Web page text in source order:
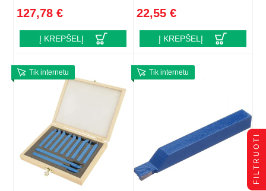
127,78 €
Į KREPŠELĮ
22,55 €
Į KREPŠELĮ
Tik internetu Tik internetu
FILTRUOTI